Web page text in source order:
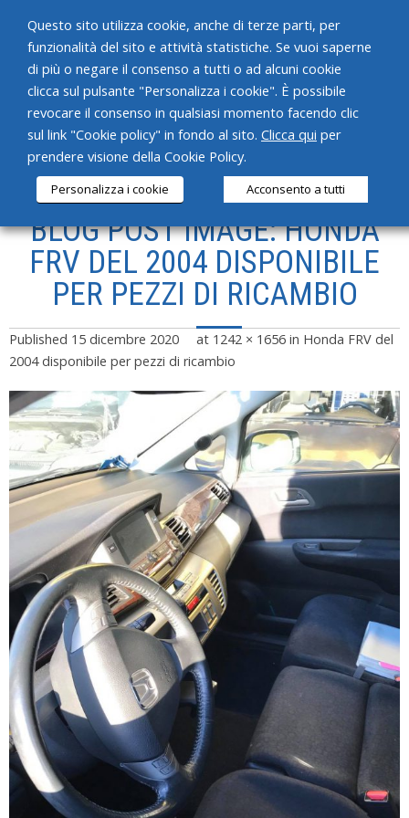
HOME
CHI SIAMO
SERVIZI
PRODOTTI
NEWS
CONTATTI
BLOG POST IMAGE: HONDA
FRV DEL 2004 DISPONIBILE
PER PEZZI DI RICAMBIO
Published 15 dicembre 2020 at 1242 × 1656 in Honda FRV del
2004 disponibile per pezzi di ricambio
Questo sito utilizza cookie, anche di terze parti, per
funzionalità del sito e attività statistiche. Se vuoi saperne
di più o negare il consenso a tutti o ad alcuni cookie
clicca sul pulsante "Personalizza i cookie". È possibile
revocare il consenso in qualsiasi momento facendo clic
sul link "Cookie policy" in fondo al sito. Clicca qui per
prendere visione della Cookie Policy.
Personalizza i cookie Acconsento a tutti